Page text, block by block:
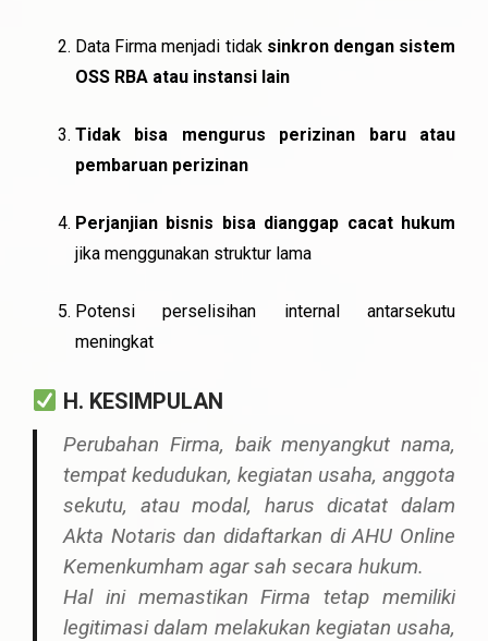
Data Firma menjadi tidak sinkron dengan sistem
OSS RBA atau instansi lain
Tidak bisa mengurus perizinan baru atau
pembaruan perizinan
Perjanjian bisnis bisa dianggap cacat hukum
jika menggunakan struktur lama
Potensi perselisihan internal antarsekutu
meningkat
H. KESIMPULAN
Perubahan Firma, baik menyangkut nama,
tempat kedudukan, kegiatan usaha, anggota
sekutu, atau modal, harus dicatat dalam
Akta Notaris dandidaftarkan di AHU Online
Kemenkumham agar sah secara hukum.
Hal ini memastikan Firma tetap memiliki
legitimasi dalam melakukan kegiatan usaha,